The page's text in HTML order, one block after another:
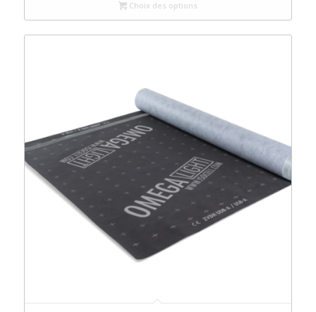
22,80 €
Choix des options